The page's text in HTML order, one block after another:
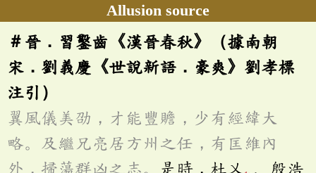
Allusion source
＃晉．習鑿齒《漢晉春秋》（據南朝
宋．劉義慶《世說新語．豪爽》劉孝標
注引）
翼風儀美劭，才能豐贍，少有經緯大
略。及繼兄亮居方州之任，有匡維內
外，掃蕩群凶之志。
是時，杜乂 、殷浩